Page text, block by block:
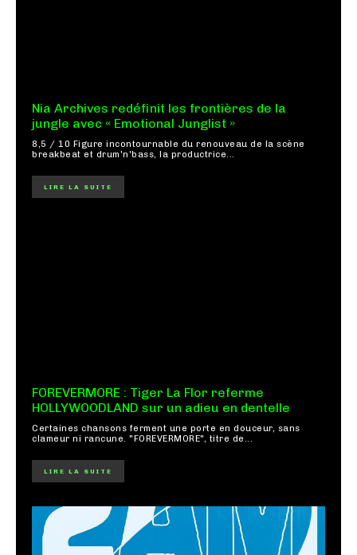
Nia Archives redéfinit les frontières de la
jungle avec « Emotional Junglist »
8,5 / 10 Figure incontournable du renouveau de la scène
breakbeat et drum'n'bass, la productrice...
LIRE LA SUITE
FOREVERMORE : Tiger La Flor referme
HOLLYWOODLAND sur un adieu en dentelle
Certaines chansons ferment une porte en douceur, sans
clameur ni rancune. "FOREVERMORE", titre de...
LIRE LA SUITE